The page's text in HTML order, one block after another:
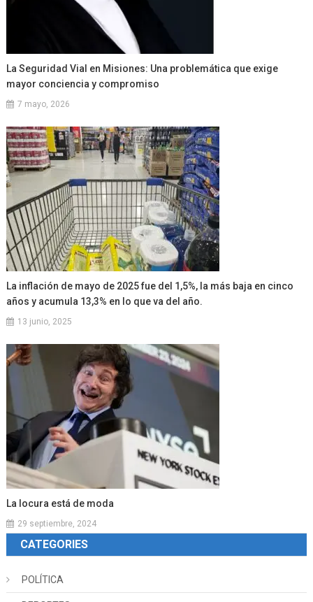
La Seguridad Vial en Misiones: Una problemática que exige
mayor conciencia y compromiso
7 mayo, 2026
La inflación de mayo de 2025 fue del 1,5%, la más baja en cinco
años y acumula 13,3% en lo que va del año.
13 junio, 2025
La locura está de moda
29 septiembre, 2024
CATEGORIES
POLÍTICA